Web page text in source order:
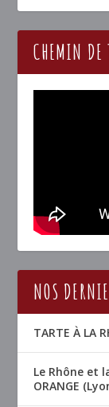
CHEMIN DE
NOS
TARTE À LA
Le Rhône et
ORANGE